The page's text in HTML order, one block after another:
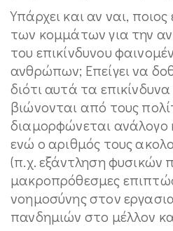
Υπάρχει και αν ναι,
των κομμάτων για την
του επικίνδυνου
ανθρώπων; Επείγει να
διότι αυτά τα
βιώνονται από τους
διαμορφώνεται ανάλογο
ενώ ο αριθμός τους
(π.χ. εξάντληση φυσικών
μακροπρόθεσμες
νοημοσύνης στον
πανδημιών στο μέλλον